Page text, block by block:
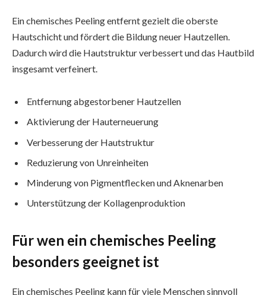
Ein chemisches Peeling entfernt gezielt die oberste
Hautschicht und fördert die Bildung neuer Hautzellen.
Dadurch wird die Hautstruktur verbessert und das Hautbild
insgesamt verfeinert.
Entfernung abgestorbener Hautzellen
Aktivierung der Hauterneuerung
Verbesserung der Hautstruktur
Reduzierung von Unreinheiten
Minderung von Pigmentflecken und Aknenarben
Unterstützung der Kollagenproduktion
Für wen ein chemisches Peeling
besonders geeignet ist
Ein chemisches Peeling kann für viele Menschen sinnvoll